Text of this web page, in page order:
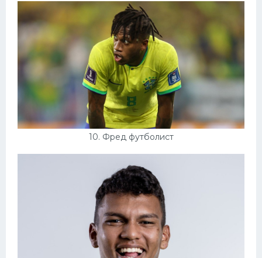
10. Фред футболист